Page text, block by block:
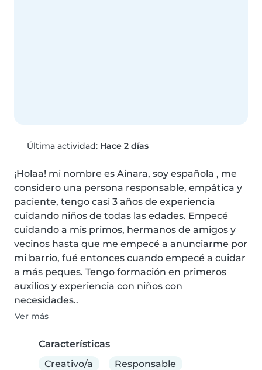
Última actividad: Hace 2 días
¡Holaa! mi nombre es Ainara, soy española , me
considero una persona responsable, empática y
paciente, tengo casi 3 años de experiencia
cuidando niños de todas las edades. Empecé
cuidando a mis primos, hermanos de amigos y
vecinos hasta que me empecé a anunciarme por
mi barrio, fué entonces cuando empecé a cuidar
a más peques. Tengo formación en primeros
auxilios y experiencia con niños con
necesidades..
Ver más
Características
Creativo/a
Responsable